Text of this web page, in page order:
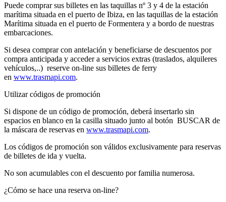
Puede comprar sus billetes en las taquillas nº 3 y 4 de la estación
marítima situada en el puerto de Ibiza, en las taquillas de la estación
Marítima situada en el puerto de Formentera y a bordo de nuestras
embarcaciones.
Si desea comprar con antelación y beneficiarse de descuentos por
compra anticipada y acceder a servicios extras (traslados, alquileres
vehículos,..) reserve on-line sus billetes de ferry
en www.trasmapi.com.
Utilizar códigos de promoción
Si dispone de un código de promoción, deberá insertarlo sin
espacios en blanco en la casilla situado junto al botón BUSCAR de
la máscara de reservas en www.trasmapi.com.
Los códigos de promoción son válidos exclusivamente para reservas
de billetes de ida y vuelta.
No son acumulables con el descuento por familia numerosa.
¿Cómo se hace una reserva on-line?